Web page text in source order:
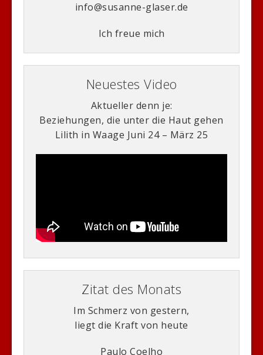
info@susanne-glaser.de
Ich freue mich
Neuestes Video
Aktueller denn je:
Beziehungen, die unter die Haut gehen
Lilith in Waage Juni 24 – März 25
Zitat des Monats
Im Schmerz von gestern,
liegt die Kraft von heute
Paulo Coelho